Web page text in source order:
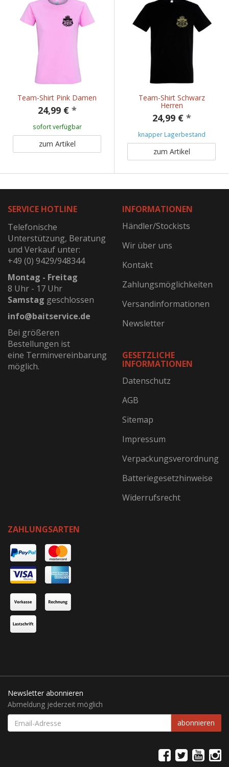
Team-Shirt Pink Damen
24,99 € *
sofort verfügbar
zum Artikel
Team-Shirt Schwarz
Herren
24,99 € *
knapper Lagerbestand
zum Artikel
SERVICE HOTLINE
Telefonische
Unterstützung, Beratung
und Verkauf unter:
+49 (0) 9429/948344
Montag - Freitag
8 Uhr - 17 Uhr
Samstag geschlossen
info@baitservice.de
Bei größeren
Bestellungen ist
eine Terminvereinbarung
möglich.
INFORMATIONEN
Händler/Stockists
Wir über uns
Kontakt
Zahlungsmöglichkeiten
Versandinformationen
Newsletter
GESETZLICHE
INFORMATIONEN
Datenschutz
AGB
Sitemap
Impressum
Verpackungsverordnung
Batteriegesetzhinweise
Widerrufsrecht
ZAHLUNGSARTEN
Newsletter abonnieren
Abmeldung jederzeit möglich
EMAIL-
ADRESSE
abonnieren